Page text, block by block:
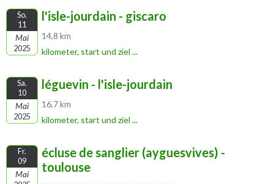
So.
11
Mai
2025
l'isle-jourdain - giscaro
14,8 km
kilometer, start und ziel ...
Sa.
10
Mai
2025
léguevin - l'isle-jourdain
16,7 km
kilometer, start und ziel ...
Fr.
09
Mai
écluse de sanglier (ayguesvives) -
toulouse